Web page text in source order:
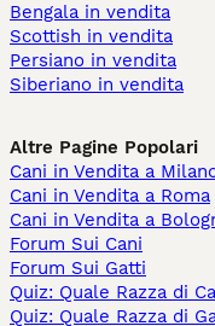
Bengala in vendita
Scottish in vendita
Persiano in vendita
Siberiano in vendita
Altre Pagine Popolari
Cani in Vendita a
Cani in Vendita a Roma
Cani in Vendita a
Forum Sui Cani
Forum Sui Gatti
Quiz: Quale Razza di
Quiz: Quale Razza di